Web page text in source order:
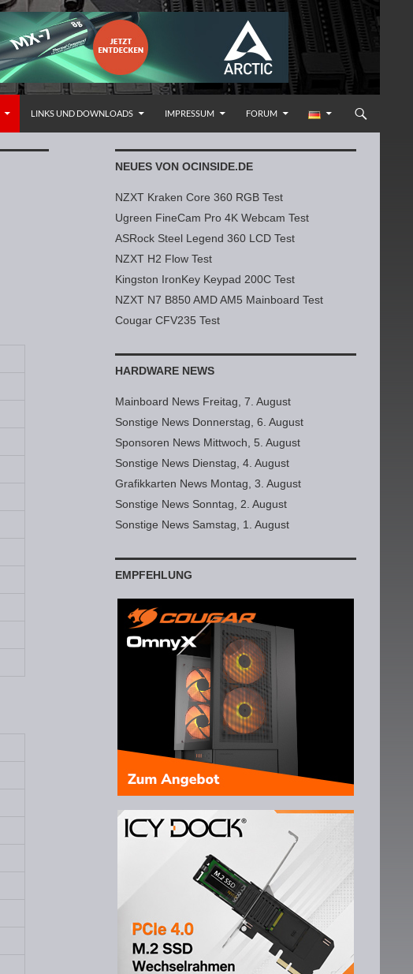
LINKS UND DOWNLOADS IMPRESSUM FORUM
NEUES VON OCINSIDE.DE
NZXT Kraken Core 360 RGB Test
Ugreen FineCam Pro 4K Webcam Test
ASRock Steel Legend 360 LCD Test
NZXT H2 Flow Test
Kingston IronKey Keypad 200C Test
NZXT N7 B850 AMD AM5 Mainboard Test
Cougar CFV235 Test
HARDWARE NEWS
Mainboard News Freitag, 7. August
Sonstige News Donnerstag, 6. August
Sponsoren News Mittwoch, 5. August
Sonstige News Dienstag, 4. August
Grafikkarten News Montag, 3. August
Sonstige News Sonntag, 2. August
Sonstige News Samstag, 1. August
EMPFEHLUNG